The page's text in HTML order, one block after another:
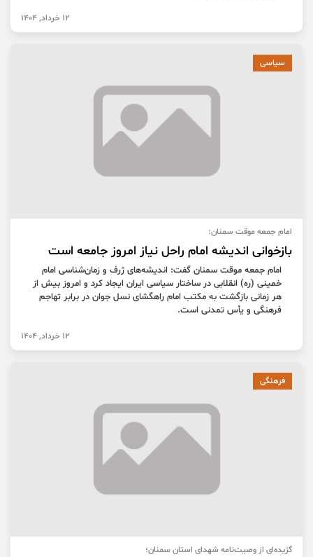
12 خرداد, 1404
سیاسی
امام جمعه موقت سمنان:
بازخوانی اندیشه‌ امام راحل نیاز امروز جامعه است
امام جمعه موقت سمنان گفت: اندیشه‌های ژرف و زمان‌شناسی امام
خمینی (ره) انقلابی در ساختار سیاسی ایران ایجاد کرد و امروز بیش از
هر زمانی بازگشت به مکتب امام راهگشای نسل جوان در برابر تهاجم
فرهنگی و یأس تمدنی است.
12 خرداد, 1404
فرهنگی
گزیده‌ای از وصیت‌نامه شهدای استان سمنان؛